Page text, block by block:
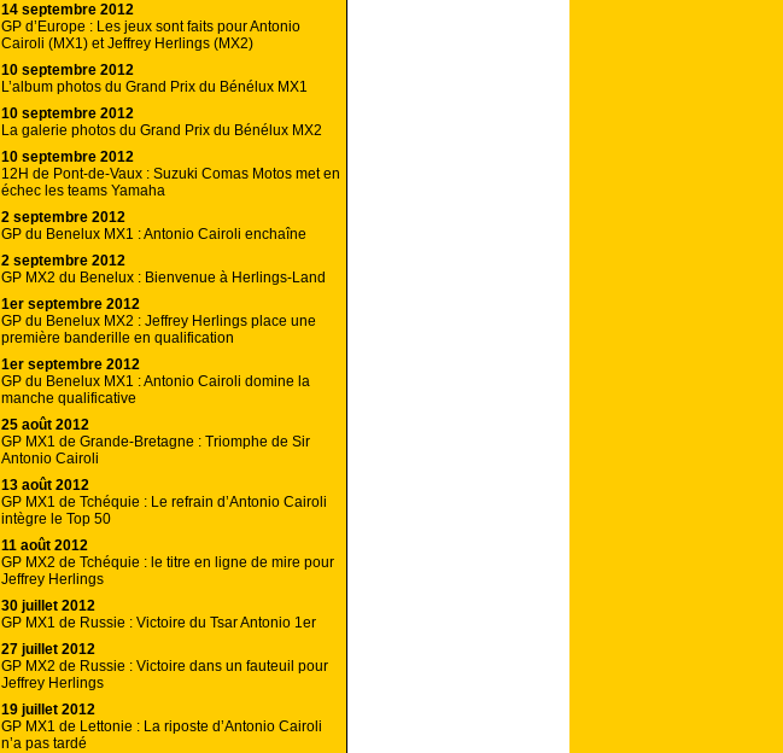
14 septembre 2012
GP d’Europe : Les jeux sont faits pour Antonio
Cairoli (MX1) et Jeffrey Herlings (MX2)
10 septembre 2012
L’album photos du Grand Prix du Bénélux MX1
10 septembre 2012
La galerie photos du Grand Prix du Bénélux MX2
10 septembre 2012
12H de Pont-de-Vaux : Suzuki Comas Motos met en
échec les teams Yamaha
2 septembre 2012
GP du Benelux MX1 : Antonio Cairoli enchaîne
2 septembre 2012
GP MX2 du Benelux : Bienvenue à Herlings-Land
1er septembre 2012
GP du Benelux MX2 : Jeffrey Herlings place une
première banderille en qualification
1er septembre 2012
GP du Benelux MX1 : Antonio Cairoli domine la
manche qualificative
25 août 2012
GP MX1 de Grande-Bretagne : Triomphe de Sir
Antonio Cairoli
13 août 2012
GP MX1 de Tchéquie : Le refrain d’Antonio Cairoli
intègre le Top 50
11 août 2012
GP MX2 de Tchéquie : le titre en ligne de mire pour
Jeffrey Herlings
30 juillet 2012
GP MX1 de Russie : Victoire du Tsar Antonio 1er
27 juillet 2012
GP MX2 de Russie : Victoire dans un fauteuil pour
Jeffrey Herlings
19 juillet 2012
GP MX1 de Lettonie : La riposte d’Antonio Cairoli
n’a pas tardé